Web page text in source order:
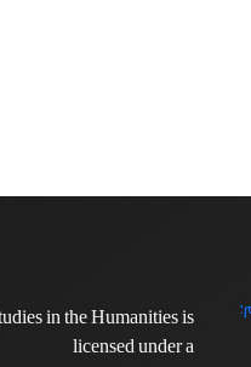
in the Humanities is
licensed under a